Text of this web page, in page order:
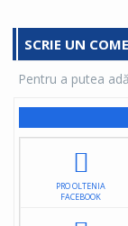
SCRIE UN
Pentru a putea
PRO OLTENIA
FACEBOOK